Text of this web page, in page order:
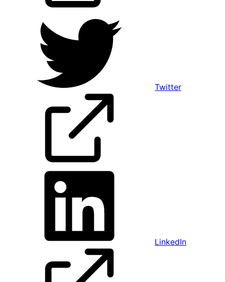
Twitter
LinkedIn